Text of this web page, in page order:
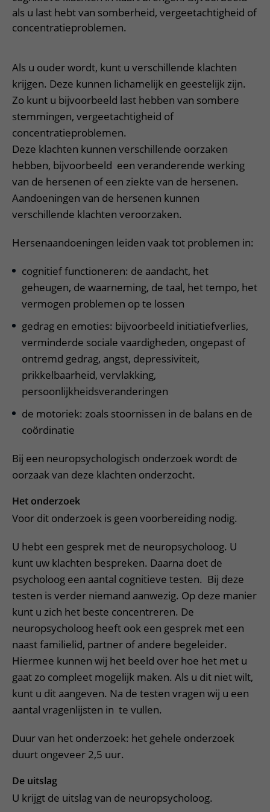
Onderzoeken en diagnostiek
Het Wilhelmina Kinderziekenhuis
Bloedprikken
Wachttijden
Wijzigen patiëntgegevens
Mijn UMC Utrecht patiëntportaal
Faciliteiten en voorzieningen
Bezoekregels
Route naar het ziekenhuis
Parkeren
Contact met polikliniek
Contact met verpleegafdeling
Het Wilhelmina Kinderziekenhuis
Teleconsult aanvragen
Zorgverlenersportaal
Over UMC Utrecht
Onderwijs
Werken bij het UMC Utrecht
als u last hebt van somberheid, vergeetachtigheid of
concentratieproblemen.
Als u ouder wordt, kunt u verschillende klachten
krijgen. Deze kunnen lichamelijk en geestelijk zijn.
Zo kunt u bijvoorbeeld last hebben van sombere
stemmingen, vergeetachtigheid of
concentratieproblemen.
Deze klachten kunnen verschillende oorzaken
hebben, bijvoorbeeld een veranderende werking
van de hersenen of een ziekte van de hersenen.
Aandoeningen van de hersenen kunnen
verschillende klachten veroorzaken.
Hersenaandoeningen leiden vaak tot problemen in:
cognitief functioneren: de aandacht, het
geheugen, de waarneming, de taal, het tempo, het
vermogen problemen op te lossen
gedrag en emoties: bijvoorbeeld initiatiefverlies,
verminderde sociale vaardigheden, ongepast of
ontremd gedrag, angst, depressiviteit,
prikkelbaarheid, vervlakking,
persoonlijkheidsveranderingen
de motoriek: zoals stoornissen in de balans en de
coördinatie
Bij een neuropsychologisch onderzoek wordt de
oorzaak van deze klachten onderzocht.
Het onderzoek
Voor dit onderzoek is geen voorbereiding nodig.
U hebt een gesprek met de neuropsycholoog. U
kunt uw klachten bespreken. Daarna doet de
psycholoog een aantal cognitieve testen. Bij deze
testen is verder niemand aanwezig. Op deze manier
kunt u zich het beste concentreren. De
neuropsycholoog heeft ook een gesprek met een
naast familielid, partner of andere begeleider.
Hiermee kunnen wij het beeld over hoe het met u
gaat zo compleet mogelijk maken. Als u dit niet wilt,
kunt u dit aangeven. Na de testen vragen wij u een
aantal vragenlijsten in te vullen.
Duur van het onderzoek: het gehele onderzoek
duurt ongeveer 2,5 uur.
De uitslag
U krijgt de uitslag van de neuropsycholoog.